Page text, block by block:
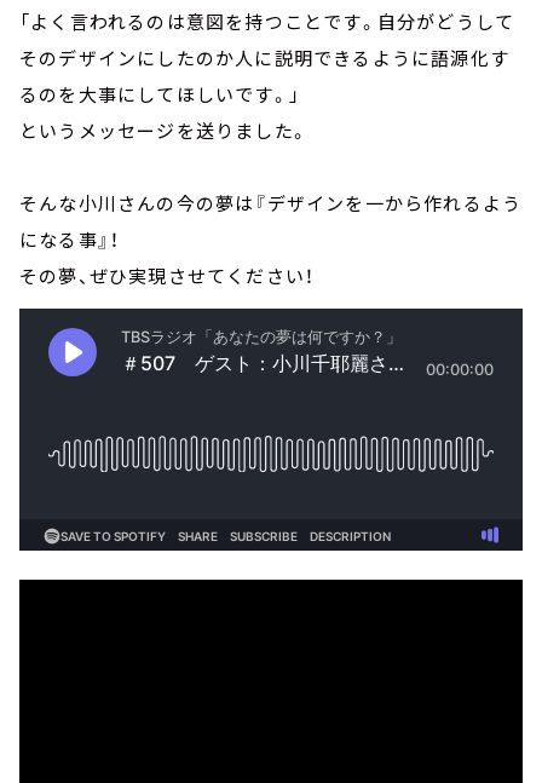
「よく言われるのは意図を持つことです。自分がどうして
そのデザインにしたのか人に説明できるように語源化す
るのを大事にしてほしいです。」
というメッセージを送りました。
そんな小川さんの今の夢は『デザインを一から作れるよう
になる事』！
その夢、ぜひ実現させてください！